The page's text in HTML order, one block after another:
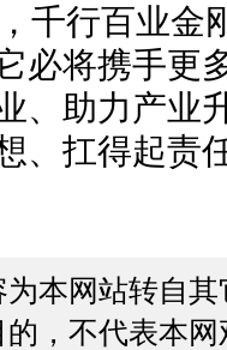
千行百业金
必将携手更
、助力产业
、扛得起责
本网站转自
，不代表本